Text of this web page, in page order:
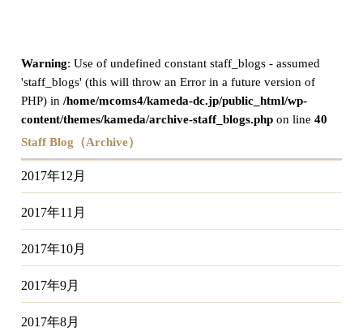
Warning: Use of undefined constant staff_blogs - assumed
'staff_blogs' (this will throw an Error in a future version of
PHP) in/home/mcoms4/kameda-dc.jp/public_html/wp-
content/themes/kameda/archive-staff_blogs.php on line40
Staff Blog（Archive）
2017年12月
2017年11月
2017年10月
2017年9月
2017年8月